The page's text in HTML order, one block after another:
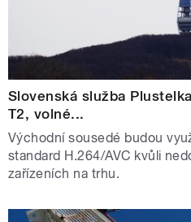
Slovenská služba
T2, volné...
Východní sousedé budou
standard H.264/AVC kvůli
zařízeních na trhu.